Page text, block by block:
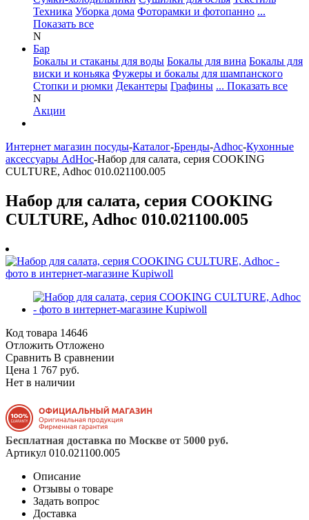
Техника Уборка дома Фоторамки и фотопанно ...
Показать все
N
Бар
Бокалы и стаканы для воды Бокалы для вина Бокалы для
виски и коньяка Фужеры и бокалы для шампанского
Стопки и рюмки Декантеры Графины ... Показать все
N
Акции
Интернет магазин посуды-Каталог-Бренды-Adhoc-Кухонные
аксессуары AdHoc-Набор для салата, серия COOKING
CULTURE, Adhoc 010.021100.005
Набор для салата, серия COOKING
CULTURE, Adhoc 010.021100.005
Код товара 14646
Отложить Отложено
Сравнить В сравнении
Цена 1 767 руб.
Нет в наличии
Бесплатная доставка по Москве от 5000 руб.
Артикул 010.021100.005
Описание
Отзывы о товаре
Задать вопрос
Доставка